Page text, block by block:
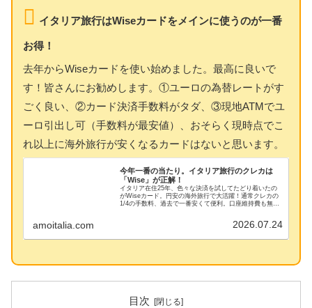
イタリア旅行はWiseカードをメインに使うのが一番
お得！
去年からWiseカードを使い始めました。最高に良いで
す！皆さんにお勧めします。①ユーロの為替レートがす
ごく良い、②カード決済手数料がタダ、③現地ATMでユ
ーロ引出し可（手数料が最安値）、おそらく現時点でこ
れ以上に海外旅行が安くなるカードはないと思います。
今年一番の当たり。イタリア旅行のクレカは
「Wise」が正解！
イタリア在住25年、色々な決済を試してたどり着いたの
がWiseカード。円安の海外旅行で大活躍！通常クレカの
1/4の手数料、過去で一番安くて便利。口座維持費も無
amoitalia.com 2026.07.24
目次